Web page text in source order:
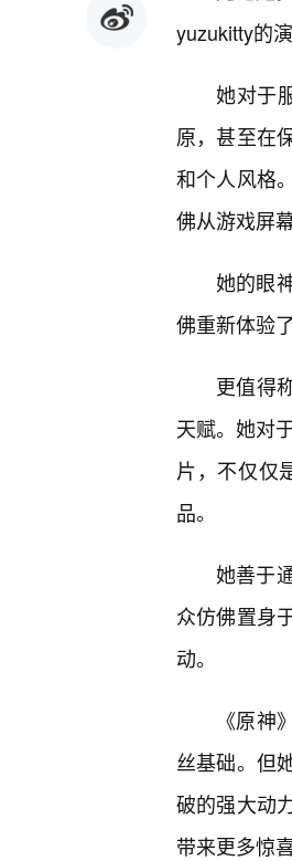
yuzukitty的
她对于
原，甚至在
和个人风格
佛从游戏屏
她的眼
佛重新体验
更值得
天赋。她对
片，不仅仅
品。
她善于
众仿佛置身
动。
《原神
丝基础。但
破的强大动
带来更多惊喜